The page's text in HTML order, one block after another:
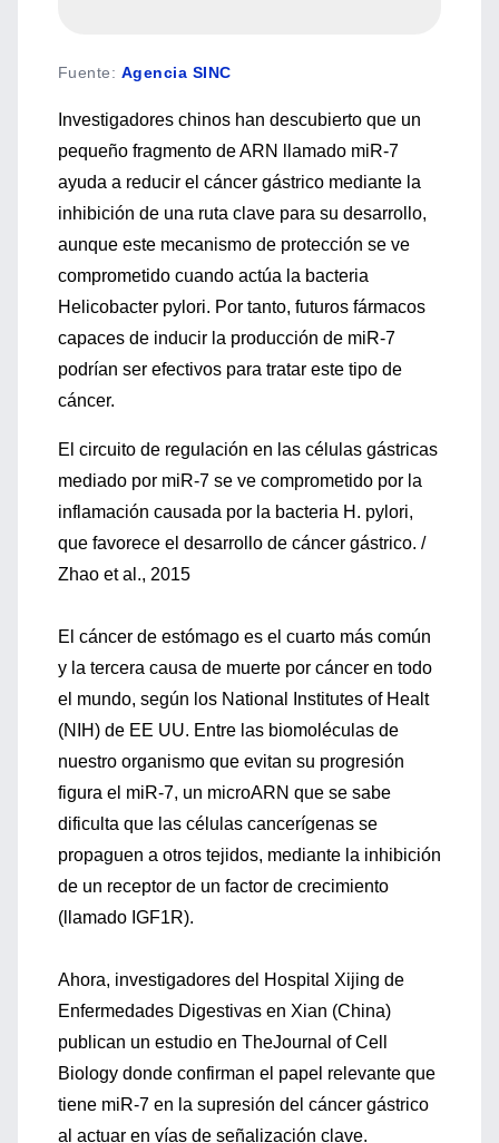
Fuente: Agencia SINC
Investigadores chinos han descubierto que un
pequeño fragmento de ARN llamado miR-7
ayuda a reducir el cáncer gástrico mediante la
inhibición de una ruta clave para su desarrollo,
aunque este mecanismo de protección se ve
comprometido cuando actúa la bacteria
Helicobacter pylori. Por tanto, futuros fármacos
capaces de inducir la producción de miR-7
podrían ser efectivos para tratar este tipo de
cáncer.
El circuito de regulación en las células gástricas
mediado por miR-7 se ve comprometido por la
inflamación causada por la bacteria H. pylori,
que favorece el desarrollo de cáncer gástrico. /
Zhao et al., 2015
El cáncer de estómago es el cuarto más común
y la tercera causa de muerte por cáncer en todo
el mundo, según los National Institutes of Healt
(NIH) de EE UU. Entre las biomoléculas de
nuestro organismo que evitan su progresión
figura el miR-7, un microARN que se sabe
dificulta que las células cancerígenas se
propaguen a otros tejidos, mediante la inhibición
de un receptor de un factor de crecimiento
(llamado IGF1R).
Ahora, investigadores del Hospital Xijing de
Enfermedades Digestivas en Xian (China)
publican un estudio en TheJournal of Cell
Biology donde confirman el papel relevante que
tiene miR-7 en la supresión del cáncer gástrico
al actuar en vías de señalización clave.